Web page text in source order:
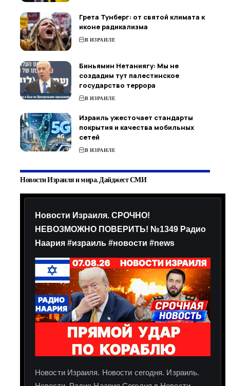
Грета Тунберг: от святой климата к
иконе радикализма
В ИЗРАИЛЕ
Биньямин Нетаниягу: Мы не
создадим тут палестинское
государство террора
В ИЗРАИЛЕ
Израиль ужесточает стандарты
покрытия и качества мобильных
сетей
В ИЗРАИЛЕ
Новости Израиля и мира. Дайджест СМИ